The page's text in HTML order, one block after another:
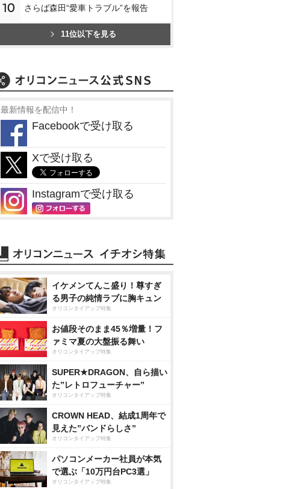
10 さらば森田“愛車トラブル”を報告
11位以下を見る
最新情報を配信中！
Facebookで受け取る
Xで受け取る
Instagramで受け取る
イケメンてんこ盛り！尊すぎ
る男子の純情ラブに胸キュン
オリコンタイアップ特集
お値段そのまま45％増量！フ
ァミマ夏の大盤振る舞い
オリコンタイアップ特集
SUPER★DRAGON、自ら描い
た”レトロフューチャー”
オリコンタイアップ特集
CROWN HEAD、結成1周年で
見えた”バンドらしさ”
オリコンタイアップ特集
パソコンメーカー社員が本気
で選ぶ「10万円台PC3選」
オリコンタイアップ特集